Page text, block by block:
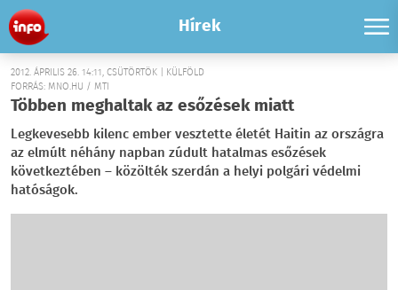
Hírek
2012. ÁPRILIS 26. 14:11, CSÜTÖRTÖK | KÜLFÖLD
FORRÁS: MNO.HU / MTI
Többen meghaltak az esőzések miatt
Legkevesebb kilenc ember vesztette életét Haitin az országra
az elmúlt néhány napban zúdult hatalmas esőzések
következtében – közölték szerdán a helyi polgári védelmi
hatóságok.